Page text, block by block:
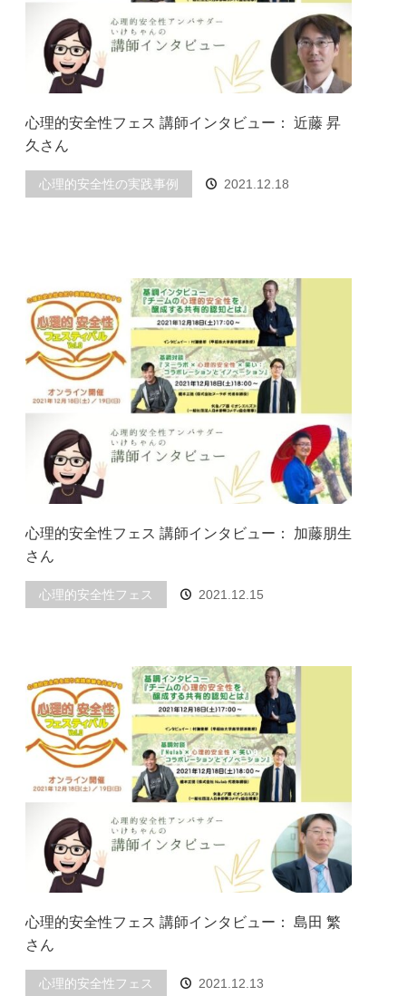
心理的安全性フェス 講師インタビュー： 近藤 昇
久さん
心理的安全性の実践事例 2021.12.18
心理的安全性フェス 講師インタビュー： 加藤朋生
さん
心理的安全性フェス 2021.12.15
心理的安全性フェス 講師インタビュー： 島田 繁
さん
心理的安全性フェス 2021.12.13